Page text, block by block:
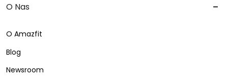
O Nas
O Amazfit
Blog
Newsroom